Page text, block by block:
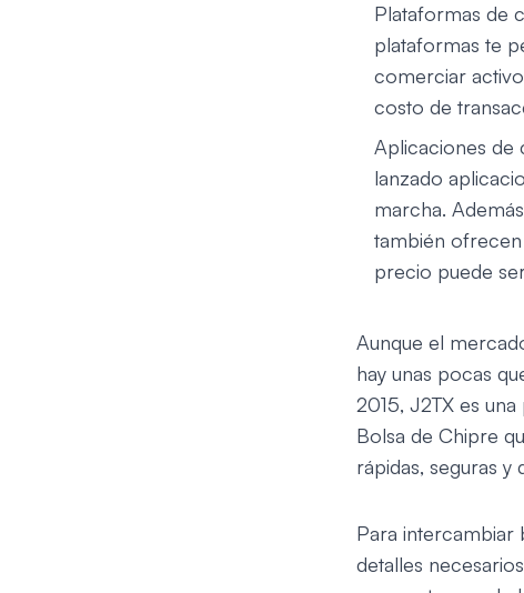
Plataformas de
plataformas te
comerciar
costo de
Aplicaciones de
lanzado
marcha.
también
precio puede
Aunque el
hay unas pocas
2015, J2TX es
Bolsa de Chipre
rápidas, seguras y
Para intercambiar
detalles